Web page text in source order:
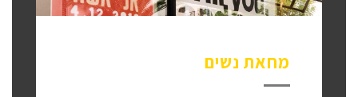
מחאת נשים